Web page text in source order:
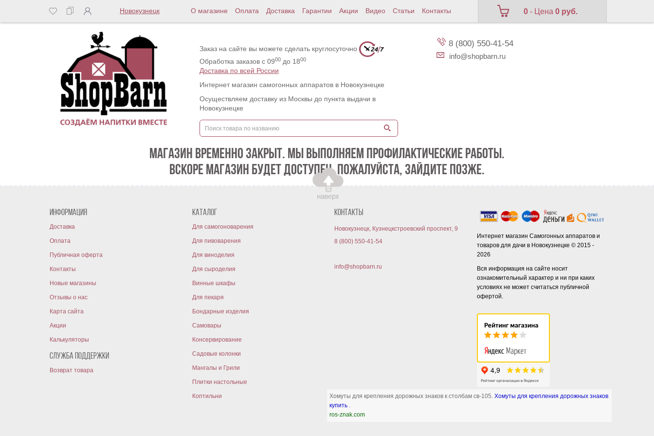
Новокузнецк О магазине Оплата Доставка Гарантии Акции Видео Статьи Контакты 0 - Цена0 руб.
Заказ на сайте вы можете сделать круглосуточно
Обработка заказов с 0900до 1800
Доставка по всей России
Интернет магазин самогонных аппаратов в Новокузнецке
Осуществляем доставку из Москвы до пункта выдачи в
Новокузнецке
8 (800) 550-41-54
info@shopbarn.ru
МАГАЗИН ВРЕМЕННО ЗАКРЫТ. МЫ ВЫПОЛНЯЕМ ПРОФИЛАКТИЧЕСКИЕ РАБОТЫ.
ВСКОРЕ МАГАЗИН БУДЕТ ДОСТУПЕН. ПОЖАЛУЙСТА, ЗАЙДИТЕ ПОЗЖЕ.
Информация
Доставка
Оплата
Публичная оферта
Контакты
Новые магазины
Отзывы о нас
Карта сайта
Акции
Калькуляторы
Служба поддержки
Возврат товара
Каталог
Для самогоноварения
Для пивоварения
Для виноделия
Для сыроделия
Винные шкафы
Для пекаря
Бондарные изделия
Самовары
Консервирование
Садовые колонки
Мангалы и Грили
Плитки настольные
Коптильни
Контакты
Новокузнецк, Кузнецкстроевский проспект, 9
8 (800) 550-41-54
info@shopbarn.ru
Интернет магазин Самогонных аппаратов и
товаров для дачи в Новокузнецке © 2015 -
2026
Вся информация на сайте носит
ознакомительный характер и ни при каких
условиях не может считаться публичной
офертой.
Хомуты для крепления дорожных знаков к столбам св-105. Хомуты для крепления дорожных знаков
купить .
ros-znak.com